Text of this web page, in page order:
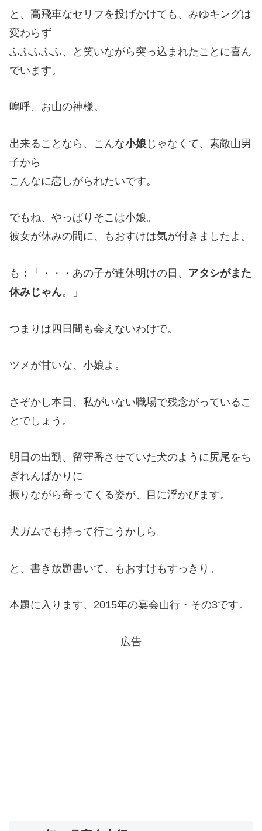
と、高飛車なセリフを投げかけても、みゆキングは
変わらず
ふふふふふ、と笑いながら突っ込まれたことに喜ん
でいます。
嗚呼、お山の神様。
出来ることなら、こんな小娘 じゃなくて、素敵山男
子から
こんなに恋しがられたいです。
でもね、やっぱりそこは小娘。
彼女が休みの間に、もおすけは気が付きましたよ。
も：「・・・あの子が連休明けの日、 アタシがまた
休みじゃん。」
つまりは四日間も会えないわけで。
ツメが甘いな、小娘よ。
さぞかし本日、私がいない職場で残念がっているこ
とでしょう。
明日の出勤、留守番させていた犬のように尻尾をち
ぎれんばかりに
振りながら寄ってくる姿が、目に浮かびます。
犬ガムでも持って行こうかしら。
と、書き放題書いて、もおすけもすっきり。
本題に入ります、2015年の宴会山行・その3です。
広告